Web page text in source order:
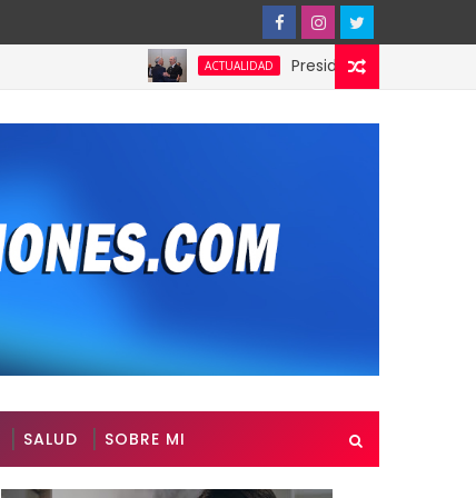
ACTUALIDAD Presidente de Honduras
SALUD SOBRE MI